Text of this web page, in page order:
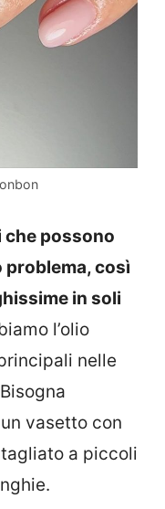
che possono
così
in soli
l’olio
nelle
vasetto con
tagliato a piccoli